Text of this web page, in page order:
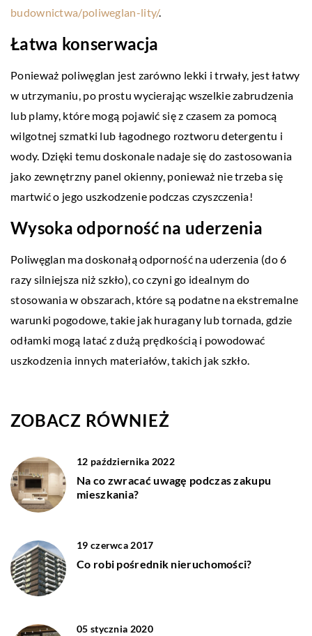
budownictwa/poliweglan-lity/.
Łatwa konserwacja
Ponieważ poliwęglan jest zarówno lekki i trwały, jest łatwy
w utrzymaniu, po prostu wycierając wszelkie zabrudzenia
lub plamy, które mogą pojawić się z czasem za pomocą
wilgotnej szmatki lub łagodnego roztworu detergentu i
wody. Dzięki temu doskonale nadaje się do zastosowania
jako zewnętrzny panel okienny, ponieważ nie trzeba się
martwić o jego uszkodzenie podczas czyszczenia!
Wysoka odporność na uderzenia
Poliwęglan ma doskonałą odporność na uderzenia (do 6
razy silniejsza niż szkło), co czyni go idealnym do
stosowania w obszarach, które są podatne na ekstremalne
warunki pogodowe, takie jak huragany lub tornada, gdzie
odłamki mogą latać z dużą prędkością i powodować
uszkodzenia innych materiałów, takich jak szkło.
ZOBACZ RÓWNIEŻ
12 października 2022
Na co zwracać uwagę podczas zakupu
mieszkania?
19 czerwca 2017
Co robi pośrednik nieruchomości?
05 stycznia 2020